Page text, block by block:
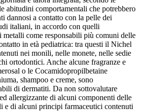
abitudini comportamentali che potrebbero
dannosi a contatto con la pelle dei
italiani, in accordo con quelli
come responsabili più comuni delle
in età pediatrica: tra questi il Nichel
nei monili, nelle monete, nelle sedie
ortodontici. Anche alcune fragranze e
o le Cocamidopropilbetaine
shampoo e creme, sono
di dermatiti. Da non sottovalutare
allergizzante di alcuni componenti delle
e di alcuni principi farmaceutici contenuti